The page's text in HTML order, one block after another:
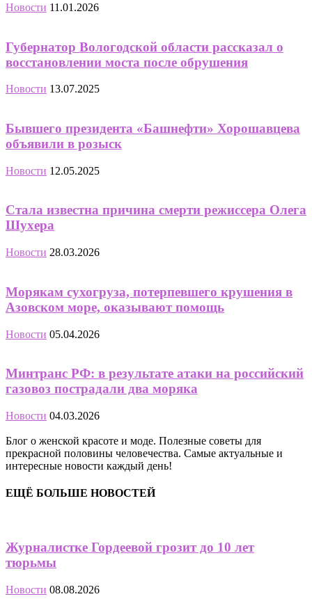
Новости 11.01.2026
Губернатор Вологодской области рассказал о
восстановлении моста после обрушения
Новости 13.07.2025
Бывшего президента «Башнефти» Хорошавцева
объявили в розыск
Новости 12.05.2025
Стала известна причина смерти режиссера Олега
Шухера
Новости 28.03.2026
Морякам сухогруза, потерпевшего крушения в
Азовском море, оказывают помощь
Новости 05.04.2026
Минтранс РФ: в результате атаки на российский
газовоз пострадали два моряка
Новости 04.03.2026
Блог о женской красоте и моде. Полезные советы для
прекрасной половины человечества. Самые актуальные и
интересные новости каждый день!
ЕЩЁ БОЛЬШЕ НОВОСТЕЙ
Журналистке Гордеевой грозит до 10 лет
тюрьмы
Новости 08.08.2026